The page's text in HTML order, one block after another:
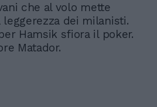
che al volo mette
dei milanisti.
Hamsik sfiora il poker.
Matador.